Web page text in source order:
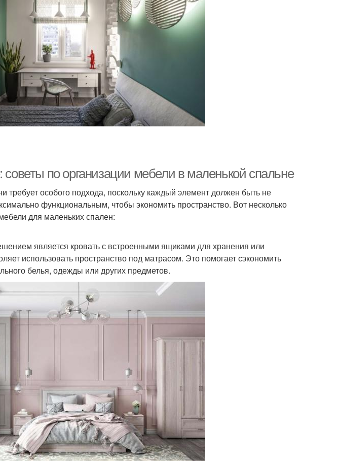
по организации мебели в маленькой спальне
требует особого подхода, поскольку каждый элемент должен быть не
функциональным, чтобы экономить пространство. Вот несколько
для маленьких спален:
является кровать с встроенными ящиками для хранения или
использовать пространство под матрасом. Это помогает сэкономить
белья, одежды или других предметов.